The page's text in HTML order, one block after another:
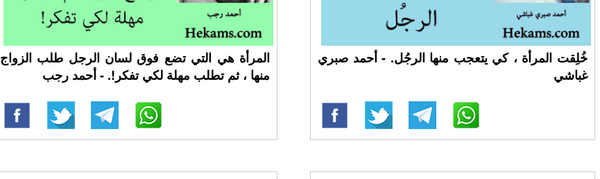
المرأة هي التي تضع فوق لسان الرجل طلب الزواج
منها ، ثم تطلب مهلة لكي تفكر!. - أحمد رجب
خُلِقت المرأة ، كي يتعجب منها الرجُل. - أحمد صبري
غباشي